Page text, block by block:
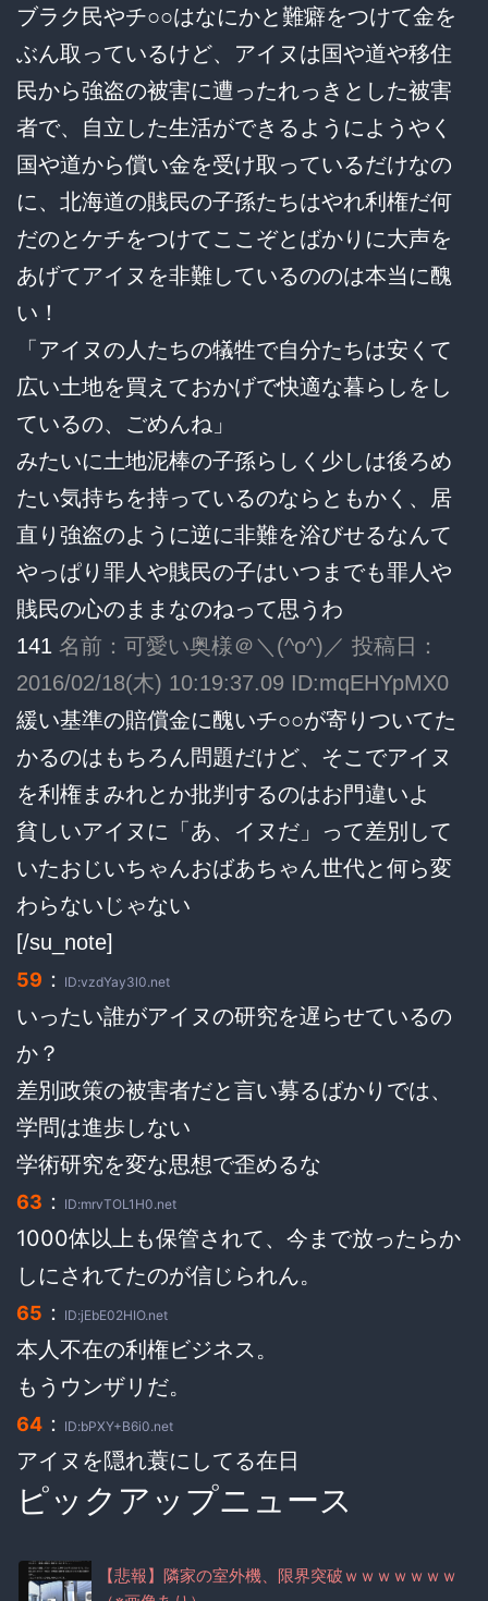
ブラク民やチ○○はなにかと難癖をつけて金を
ぶん取っているけど、アイヌは国や道や移住
民から強盗の被害に遭ったれっきとした被害
者で、自立した生活ができるようにようやく
国や道から償い金を受け取っているだけなの
に、北海道の賎民の子孫たちはやれ利権だ何
だのとケチをつけてここぞとばかりに大声を
あげてアイヌを非難しているののは本当に醜
い！
「アイヌの人たちの犠牲で自分たちは安くて
広い土地を買えておかげで快適な暮らしをし
ているの、ごめんね」
みたいに土地泥棒の子孫らしく少しは後ろめ
たい気持ちを持っているのならともかく、居
直り強盗のように逆に非難を浴びせるなんて
やっぱり罪人や賎民の子はいつまでも罪人や
賎民の心のままなのねって思うわ
141 名前：可愛い奥様＠＼(^o^)／ 投稿日：
2016/02/18(木) 10:19:37.09 ID:mqEHYpMX0
緩い基準の賠償金に醜いチ○○が寄りついてた
かるのはもちろん問題だけど、そこでアイヌ
を利権まみれとか批判するのはお門違いよ
貧しいアイヌに「あ、イヌだ」って差別して
いたおじいちゃんおばあちゃん世代と何ら変
わらないじゃない
[/su_note]
59 ： ID:vzdYay3l0.net
いったい誰がアイヌの研究を遅らせているの
か？
差別政策の被害者だと言い募るばかりでは、
学問は進歩しない
学術研究を変な思想で歪めるな
63 ： ID:mrvTOL1H0.net
1000体以上も保管されて、今まで放ったらか
しにされてたのが信じられん。
65 ： ID:jEbE02HIO.net
本人不在の利権ビジネス。
もうウンザリだ。
64 ： ID:bPXY+B6i0.net
アイヌを隠れ蓑にしてる在日
ピックアップニュース
【悲報】隣家の室外機、限界突破ｗｗｗｗｗｗｗ